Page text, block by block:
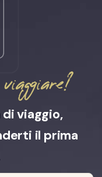
viaggio,
il prima